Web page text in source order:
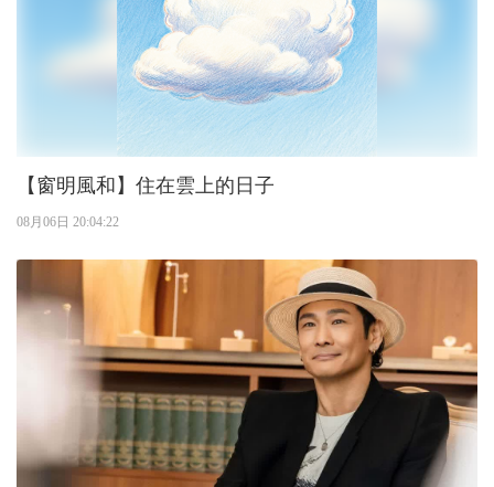
【窗明風和】住在雲上的日子
08月06日 20:04:22